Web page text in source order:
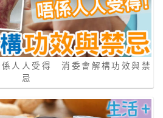
係人人受得 消委會解構功效與禁
忌